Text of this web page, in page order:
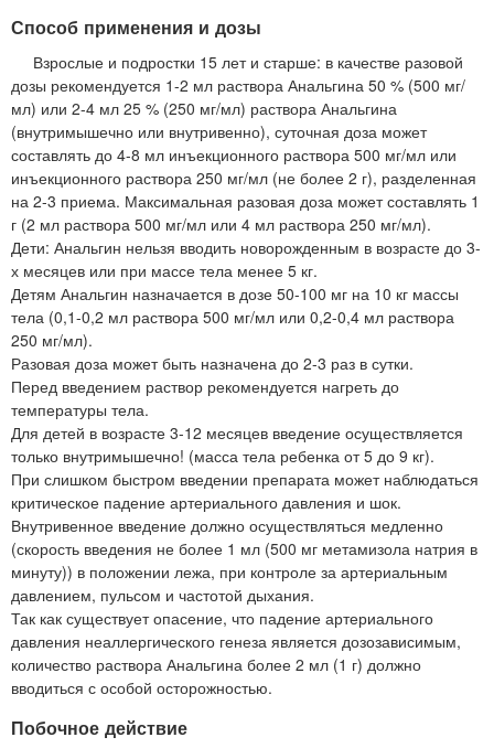
Способ применения и дозы
Взрослые и подростки 15 лет и старше: в качестве разовой
дозы рекомендуется 1-2 мл раствора Анальгина 50 % (500 мг/
мл) или 2-4 мл 25 % (250 мг/мл) раствора Анальгина
(внутримышечно или внутривенно), суточная доза может
составлять до 4-8 мл инъекционного раствора 500 мг/мл или
инъекционного раствора 250 мг/мл (не более 2 г), разделенная
на 2-3 приема. Максимальная разовая доза может составлять 1
г (2 мл раствора 500 мг/мл или 4 мл раствора 250 мг/мл).
Дети: Анальгин нельзя вводить новорожденным в возрасте до 3-
х месяцев или при массе тела менее 5 кг.
Детям Анальгин назначается в дозе 50-100 мг на 10 кг массы
тела (0,1-0,2 мл раствора 500 мг/мл или 0,2-0,4 мл раствора
250 мг/мл).
Разовая доза может быть назначена до 2-3 раз в сутки.
Перед введением раствор рекомендуется нагреть до
температуры тела.
Для детей в возрасте 3-12 месяцев введение осуществляется
только внутримышечно! (масса тела ребенка от 5 до 9 кг).
При слишком быстром введении препарата может наблюдаться
критическое падение артериального давления и шок.
Внутривенное введение должно осуществляться медленно
(скорость введения не более 1 мл (500 мг метамизола натрия в
минуту)) в положении лежа, при контроле за артериальным
давлением, пульсом и частотой дыхания.
Так как существует опасение, что падение артериального
давления неаллергического генеза является дозозависимым,
количество раствора Анальгина более 2 мл (1 г) должно
вводиться с особой осторожностью.
Побочное действие